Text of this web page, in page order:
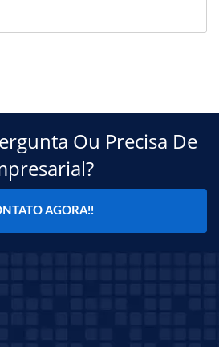
Ou Precisa De
AGORA!!